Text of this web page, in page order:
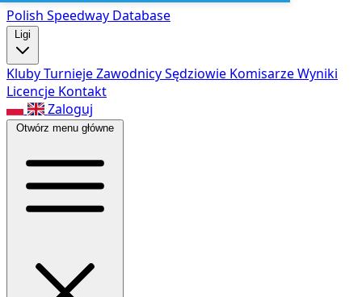
Polish Speedway Database
Ligi
KlubyTurniejeZawodnicySędziowie KomisarzeWyniki
Licencje Kontakt
Zaloguj
Otwórz menu główne